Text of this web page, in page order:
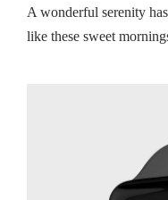
A wonderful serenity
like these sweet